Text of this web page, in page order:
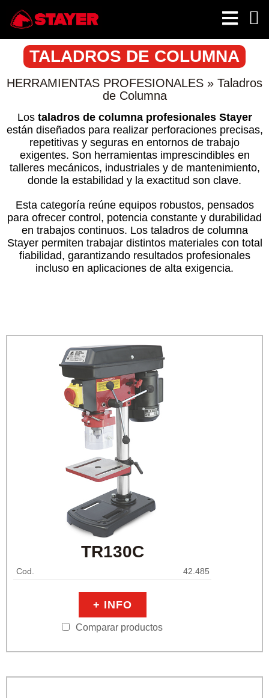
TALADROS DE COLUMNA
HERRAMIENTAS PROFESIONALES » Taladros
de Columna
Los taladros de columna profesionales Stayer
están diseñados para realizar perforaciones precisas,
repetitivas y seguras en entornos de trabajo
exigentes. Son herramientas imprescindibles en
talleres mecánicos, industriales y de mantenimiento,
donde la estabilidad y la exactitud son clave.
Esta categoría reúne equipos robustos, pensados
para ofrecer control, potencia constante y durabilidad
en trabajos continuos. Los taladros de columna
Stayer permiten trabajar distintos materiales con total
fiabilidad, garantizando resultados profesionales
incluso en aplicaciones de alta exigencia.
TR130C
Cod. 42.485
+ INFO
Comparar productos